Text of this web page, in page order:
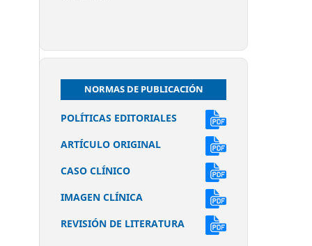
NORMAS DE PUBLICACIÓN
POLÍTICAS EDITORIALES
ARTÍCULO ORIGINAL
CASO CLÍNICO
IMAGEN CLÍNICA
REVISIÓN DE LITERATURA